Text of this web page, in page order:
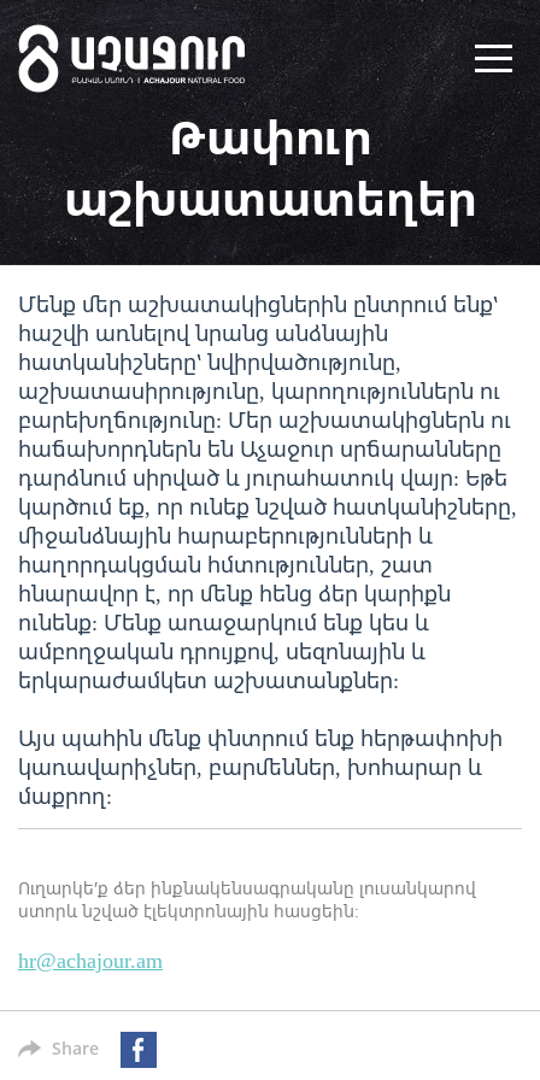
Թափուր
աշխատատեղեր
Մենք մեր աշխատակիցներին ընտրում ենք՝
հաշվի առնելով նրանց անձնային
հատկանիշները՝ նվիրվածությունը,
աշխատասիրությունը, կարողություններն ու
բարեխղճությունը: Մեր աշխատակիցներն ու
հաճախորդներն են Աչաջուր սրճարանները
դարձնում սիրված և յուրահատուկ վայր: Եթե
կարծում եք, որ ունեք նշված հատկանիշները,
միջանձնային հարաբերությունների և
հաղորդակցման հմտություններ, շատ
հնարավոր է, որ մենք հենց ձեր կարիքն
ունենք: Մենք առաջարկում ենք կես և
ամբողջական դրույքով, սեզոնային և
երկարաժամկետ աշխատանքներ:
Այս պահին մենք փնտրում ենք հերթափոխի
կառավարիչներ, բարմեններ, խոհարար և
մաքրող:
Ուղարկե՛ք ձեր ինքնակենսագրականը լուսանկարով
ստորև նշված էլեկտրոնային հասցեին:
hr@achajour.am
Share